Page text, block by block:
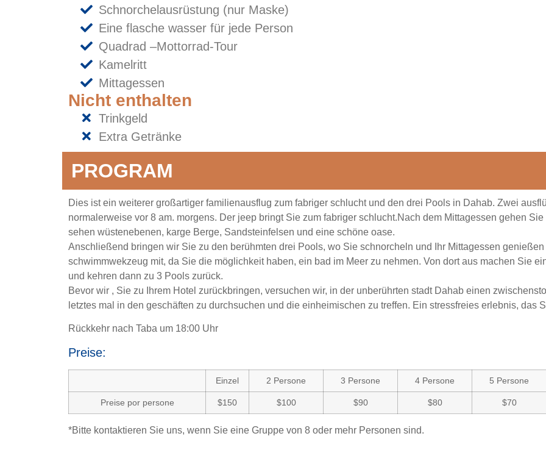
Schnorchelausrüstung (nur Maske)
Eine flasche wasser für jede Person
Quadrad –Mottorrad-Tour
Kamelritt
Mittagessen
Nicht enthalten
Trinkgeld
Extra Getränke
PROGRAM
Dies ist ein weiterer großartiger familienausflug zum fabriger schlucht und den drei Pools in Dahab. Zwei
normalerweise vor 8 am. morgens. Der jeep bringt Sie zum fabriger schlucht.Nach dem Mittagessen gehen
sehen wüstenebenen, karge Berge, Sandsteinfelsen und eine schöne oase.
Anschließend bringen wir Sie zu den berühmten drei Pools, wo Sie schnorcheln und Ihr Mittagessen
schwimmwekzeug mit, da Sie die möglichkeit haben, ein bad im Meer zu nehmen. Von dort aus machen Sie
und kehren dann zu 3 Pools zurück.
Bevor wir , Sie zu Ihrem Hotel zurückbringen, versuchen wir, in der unberührten stadt Dahab einen
letztes mal in den geschäften zu durchsuchen und die einheimischen zu treffen. Ein stressfreies erlebnis, das
Rückkehr nach Taba um 18:00 Uhr
Preise:
Einzel 2 Persone 3 Persone 4 Persone 5 Persone
Preise por persone $150 $100 $90 $80 $70
*Bitte kontaktieren Sie uns, wenn Sie eine Gruppe von 8 oder mehr Personen sind.